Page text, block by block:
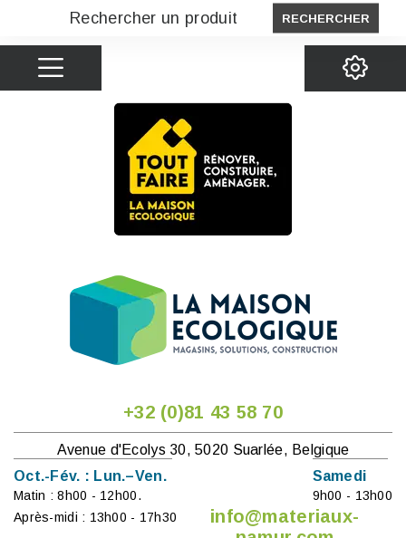
RECHERCHER
+32 (0)81 43 58 70
Avenue d'Ecolys 30, 5020 Suarlée, Belgique
Oct.-Fév. : Lun.–Ven.
Matin : 8h00 - 12h00.
Après-midi : 13h00 - 17h30
Samedi
9h00 - 13h00
info@materiaux-